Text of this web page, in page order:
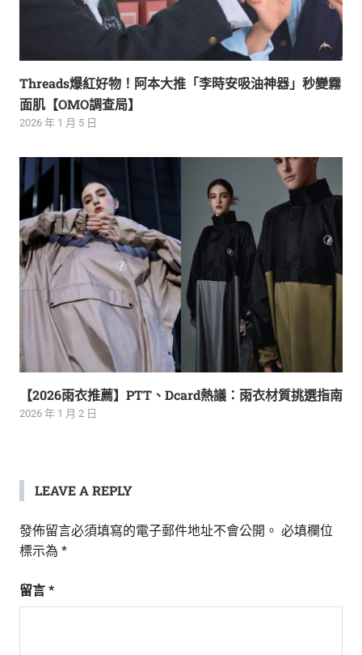
Threads爆紅好物！阿本大推「李時安吸油神器」秒變霧
面肌【OMO調查局】
2026 年 1 月 5 日
【2026雨衣推薦】PTT、Dcard熱議：雨衣材質挑選指南
2026 年 1 月 2 日
LEAVE A REPLY
發佈留言必須填寫的電子郵件地址不會公開。 必填欄位
標示為 *
留言 *